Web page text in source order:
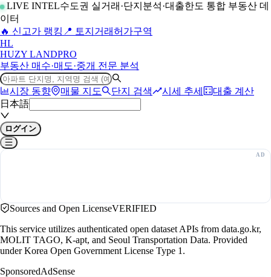
LIVE INTEL수도권 실거래·단지분석·대출한도 통합 부동산 데
이터
🔥 신고가 랭킹 📍 토지거래허가구역
HL
HUZY LANDPRO
부동산 매수·매도·중개 전문 분석
시장 동향 매물 지도 단지 검색 시세 추세
대출 계산
日本語
ログイン
Sources and Open LicenseVERIFIED
This service utilizes authenticated open dataset APIs from data.go.kr,
MOLIT TAGO, K-apt, and Seoul Transportation Data. Provided
under Korea Open Government License Type 1.
SponsoredAdSense